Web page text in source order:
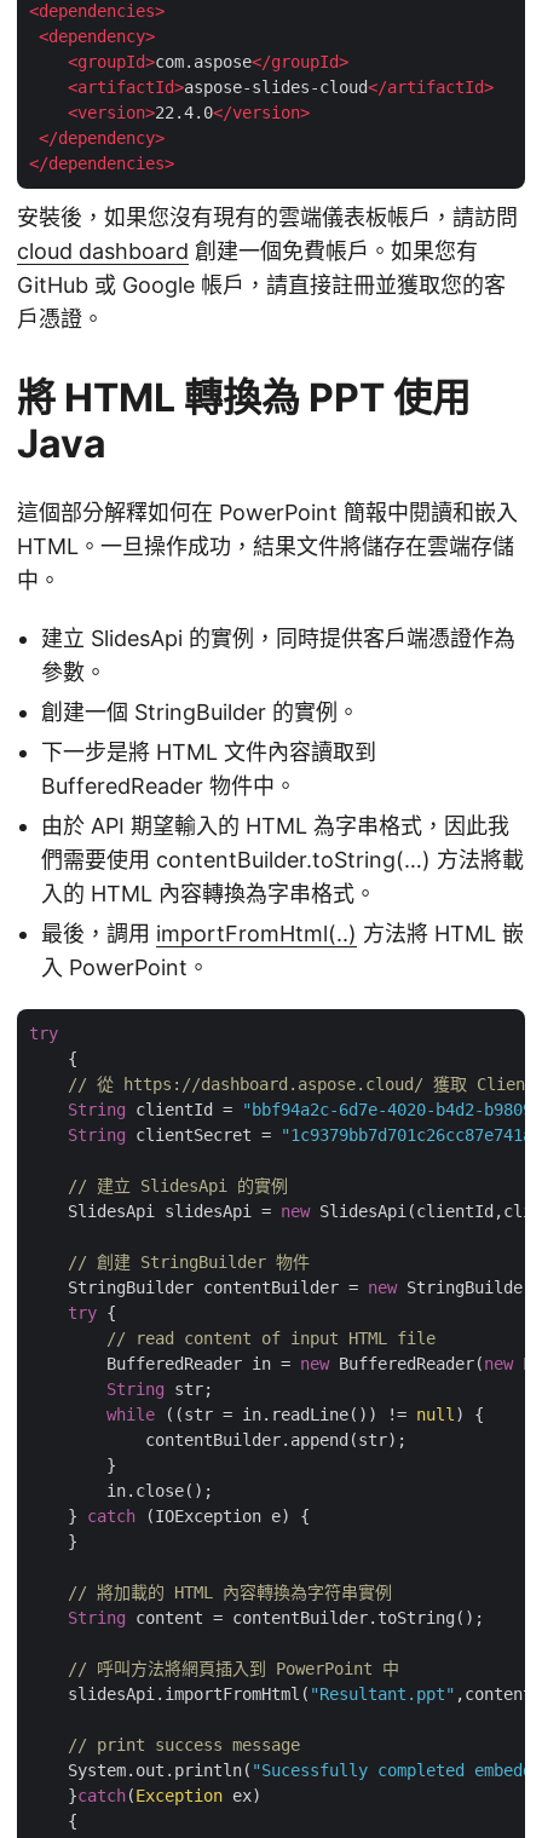
<dependencies>
<dependency>
<groupId>com.aspose</groupId>
<artifactId>aspose-slides-cloud</artifactId>
<version>22.4.0</version>
</dependency>
</dependencies>
安裝後，如果您沒有現有的雲端儀表板帳戶，請訪問
cloud dashboard 創建一個免費帳戶。如果您有
GitHub 或 Google 帳戶，請直接註冊並獲取您的客
戶憑證。
將 HTML 轉換為 PPT 使用
Java
這個部分解釋如何在 PowerPoint 簡報中閱讀和嵌入
HTML。一旦操作成功，結果文件將儲存在雲端存儲
中。
建立 SlidesApi 的實例，同時提供客戶端憑證作為
參數。
創建一個 StringBuilder 的實例。
下一步是將 HTML 文件內容讀取到
BufferedReader 物件中。
由於 API 期望輸入的 HTML 為字串格式，因此我
們需要使用 contentBuilder.toString(…) 方法將載
入的 HTML 內容轉換為字串格式。
最後，調用 importFromHtml(..) 方法將 HTML 嵌
入 PowerPoint。
try
    {
// 從 https://dashboard.aspose.cloud/ 獲取
String clientId =
"bbf94a2c-6d7e-4020-b4d2-
String clientSecret =
// 建立 SlidesApi 的實例
    SlidesApi slidesApi =
new
// 創建 StringBuilder 物件
    StringBuilder contentBuilder =
new
try {
// read content of input HTML file
        BufferedReader in =
new BufferedReader(new
String str;
while ((str = in.readLine()) != null ) {
            contentBuilder.append(str);
        }
        in.close();
    }
catch (IOException e) {
    }
// 將加載的 HTML 內容轉換為字符串實例
String content = contentBuilder.toString();
// 呼叫方法將網頁插入到 PowerPoint 中
    slidesApi.importFromHtml(
"Resultant.ppt"
// print success message
    System.out.println(
"Sucessfully completed
    }
catch(Exception ex)
    {